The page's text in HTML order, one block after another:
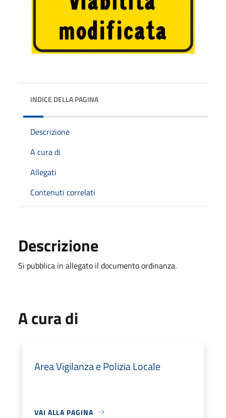
INDICE DELLA PAGINA
Descrizione
A cura di
Allegati
Contenuti correlati
Descrizione
Si pubblica in allegato il documento ordinanza.
A cura di
Area Vigilanza e Polizia Locale
VAI ALLA PAGINA